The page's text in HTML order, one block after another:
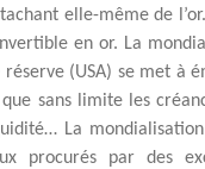
elle-même de
en or. La
réserve (USA) se met à
sans limite les
La
procurés par des